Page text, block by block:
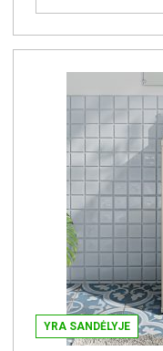
YRA SANDĖLYJE